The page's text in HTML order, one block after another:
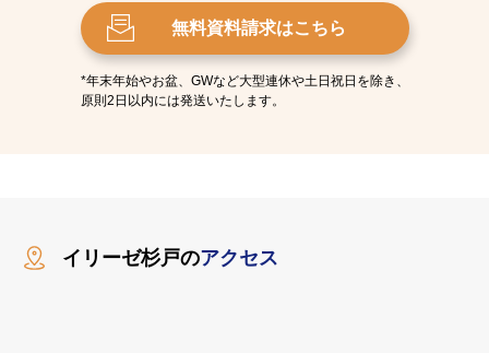
無料資料請求はこちら
*年末年始やお盆、GWなど大型連休や土日祝日を除き、
原則2日以内には発送いたします。
イリーゼ杉戸のアクセス